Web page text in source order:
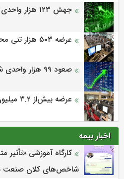
جهش ۱۲۳ هزار واحدی شاخص بورس
عرضه ۵۰۳ هزار تنی محصولات در بورس کالا
صعود ۹۹ هزار واحدی شاخص بورس
عرضه بیش‌از ۳.۲ میلیون تن محصول در بورس کالا
اخبار بیمه
كارگاه آموزشی «تأثیر
شاخص‌های كلان صنعت